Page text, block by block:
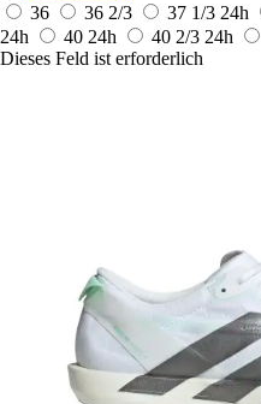
36
36 2/3 37 1/3 24h
24h
40 24h 40 2/3 24h
Dieses Feld ist erforderlich